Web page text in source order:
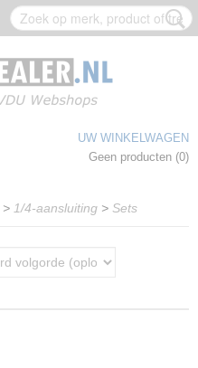
UW WINKELWAGEN
Geen producten (0)
> 1/4-aansluiting > Sets